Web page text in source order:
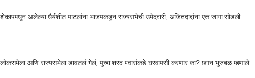
शेकापमधून आलेल्या धैर्यशील पाटलांना भाजपकडून राज्यसभेची उमेदवारी, अजितदादांना एक जागा सोडली
लोकसभेला आणि राज्यसभेला डावललं गेलं, पुन्हा शरद पवारांकडे घरवापसी करणार का? छगन भुजबळ म्हणाले...